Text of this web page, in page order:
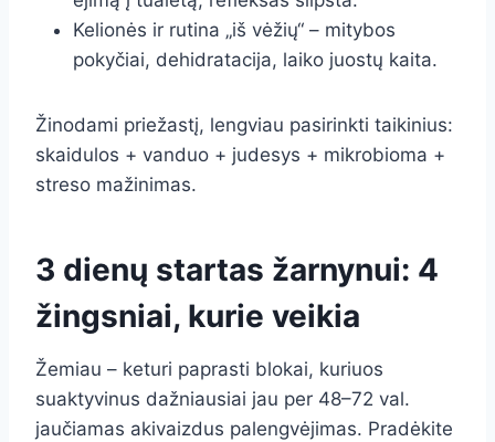
Kelionės ir rutina „iš vėžių“ – mitybos
pokyčiai, dehidratacija, laiko juostų kaita.
Žinodami priežastį, lengviau pasirinkti taikinius:
skaidulos + vanduo + judesys + mikrobioma +
streso mažinimas.
3 dienų startas žarnynui: 4
žingsniai, kurie veikia
Žemiau – keturi paprasti blokai, kuriuos
suaktyvinus dažniausiai jau per 48–72 val.
jaučiamas akivaizdus palengvėjimas. Pradėkite